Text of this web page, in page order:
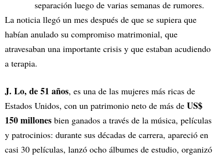
separación luego de varias semanas de rumores.
La noticia llegó un mes después de que se supiera que
habían anulado su compromiso matrimonial, que
atravesaban una importante crisis y que estaban acudiendo
a terapia.
J. Lo, de 51 años, es una de las mujeres más ricas de
Estados Unidos, con un patrimonio neto de más de US$
150 millones bien ganados a través de la música, películas
y patrocinios: durante sus décadas de carrera, apareció en
casi 30 películas, lanzó ocho álbumes de estudio, organizó